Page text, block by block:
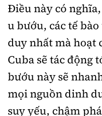
Điều này có
u bướu, các tế
duy nhất mà hoạt
Cuba sẽ tác động
bướu này sẽ
mọi nguồn dinh
suy yếu, chậm